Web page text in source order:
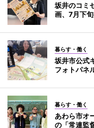
坂井のコミ
画、7月下
暮らす・働く
坂井市公式
フォトパネ
暮らす・働く
あわら市オ
の「常連監